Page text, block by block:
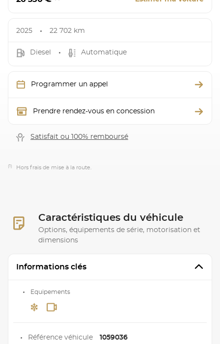
2025 22 702 km
Diesel Automatique
Programmer un appel
Prendre rendez-vous en concession
Satisfait ou 100% remboursé
(1) Hors frais de mise à la route.
Caractéristiques du véhicule
Options, équipements de série, motorisation et
dimensions
Informations clés
Equipements
Référence véhicule 1059036